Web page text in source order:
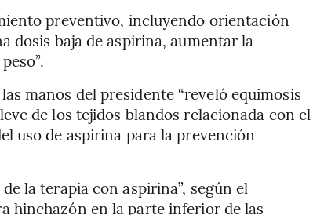
preventivo, incluyendo orientación
dosis baja de aspirina, aumentar la
manos del presidente “reveló equimosis
de los tejidos blandos relacionada con el
uso de aspirina para la prevención
la terapia con aspirina”, según el
hinchazón en la parte inferior de las